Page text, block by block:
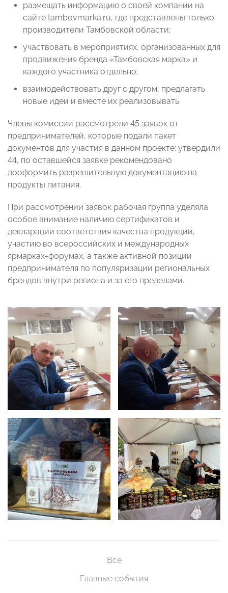
размещать информацию о своей компании на
сайте tambovmarka.ru, где представлены только
производители Тамбовской области;
участвовать в мероприятиях, организованных для
продвижения бренда «Тамбовская марка» и
каждого участника отдельно;
взаимодействовать друг с другом, предлагать
новые идеи и вместе их реализовывать.
Члены комиссии рассмотрели 45 заявок от
предпринимателей, которые подали пакет
документов для участия в данном проекте: утвердили
44, по оставшейся заявке рекомендовано
дооформить разрешительную документацию на
продукты питания.
При рассмотрении заявок рабочая группа уделяла
особое внимание наличию сертификатов и
декларации соответствия качества продукции,
участию во всероссийских и международных
ярмарках-форумах, а также активной позиции
предпринимателя по популяризации региональных
брендов внутри региона и за его пределами.
Все
Главные события